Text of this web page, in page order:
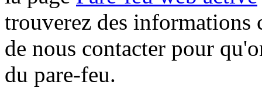
trouverez des informations
de nous contacter pour
du pare-feu.